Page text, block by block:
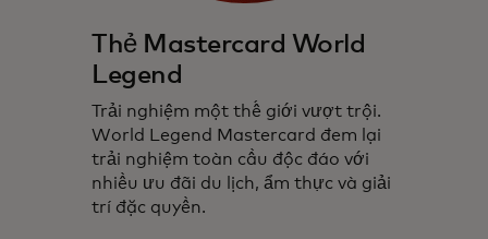
Thẻ Mastercard World
Legend
Trải nghiệm một thế giới vượt trội.
World Legend Mastercard đem lại
trải nghiệm toàn cầu độc đáo với
nhiều ưu đãi du lịch, ẩm thực và giải
trí đặc quyền.